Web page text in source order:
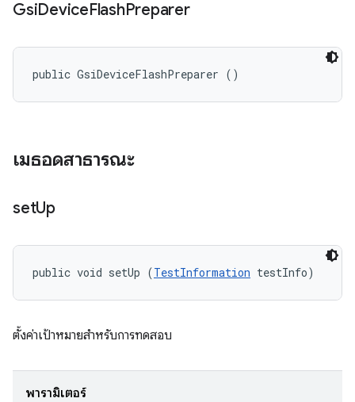
GsiDeviceFlashPreparer
public GsiDeviceFlashPreparer ()
เมธอดสาธารณะ
setUp
public void setUp (TestInformation testInfo)
ตั้งค่าเป้าหมายสําหรับการทดสอบ
พารามิเตอร์